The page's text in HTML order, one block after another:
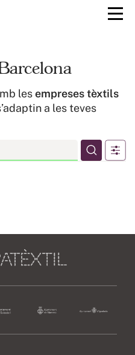
lesempreses tèxtils
a les teves